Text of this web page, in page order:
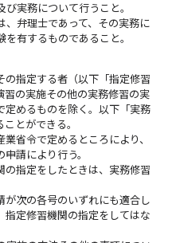
実務について行うこと。
、弁理士であって、その実務に
有するものであること。
の指定する者（以下「指定修習
の実施その他の実務修習の実
定めるものを除く。以下「実務
とができる。
省令で定めるところにより、
請により行う。
の指定をしたときは、実務修習
が次の各号のいずれにも適合し
指定修習機関の指定をしてはな